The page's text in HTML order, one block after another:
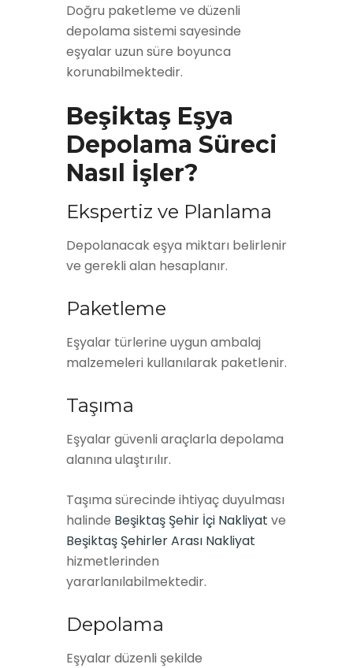
Doğru paketleme ve düzenli
depolama sistemi sayesinde
eşyalar uzun süre boyunca
korunabilmektedir.
Beşiktaş Eşya
Depolama Süreci
Nasıl İşler?
Ekspertiz ve Planlama
Depolanacak eşya miktarı belirlenir
ve gerekli alan hesaplanır.
Paketleme
Eşyalar türlerine uygun ambalaj
malzemeleri kullanılarak paketlenir.
Taşıma
Eşyalar güvenli araçlarla depolama
alanına ulaştırılır.
Taşıma sürecinde ihtiyaç duyulması
halinde Beşiktaş Şehir İçi Nakliyat ve
Beşiktaş Şehirler Arası Nakliyat
hizmetlerinden
yararlanılabilmektedir.
Depolama
Eşyalar düzenli şekilde